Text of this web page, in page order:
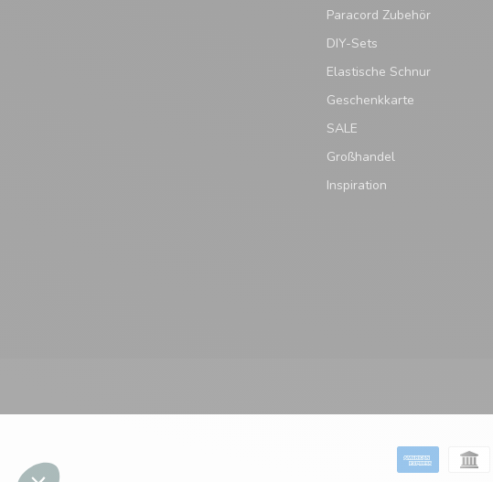
Paracord Zubehör
DIY-Sets
Elastische Schnur
Geschenkkarte
SALE
Großhandel
Inspiration